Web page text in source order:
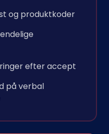
og produktkoder
efter accept
på verbal